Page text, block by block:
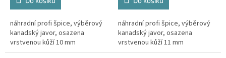
náhradní profi špice, výběrový
kanadský javor, osazena
vrstvenou kůží 10 mm
náhradní profi špice, výběrový
kanadský javor, osazena
vrstvenou kůží 11 mm